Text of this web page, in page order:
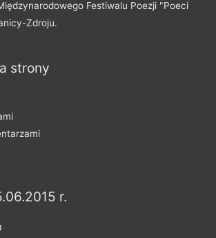
Festiwalu Poezji "Poeci
Zdroju.
strony
r.